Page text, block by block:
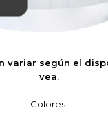
variar según el
vea.
Colores: